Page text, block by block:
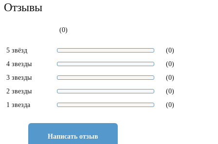
Отзывы
(0)
5 звёзд
(0)
4 звезды
(0)
3 звезды
(0)
2 звезды
(0)
1 звезда
(0)
Написать отзыв